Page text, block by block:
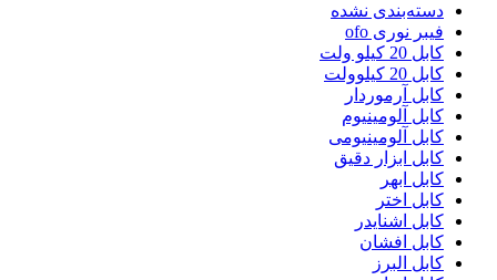
دسته‌بندی نشده
فیبر نوری ofo
کابل 20 کیلو ولت
کابل 20 کیلوولت
کابل آرموردار
کابل آلومینیوم
کابل آلومینیومی
کابل ابزار دقیق
کابل ابهر
کابل اختر
کابل اشنایدر
کابل افشان
کابل البرز